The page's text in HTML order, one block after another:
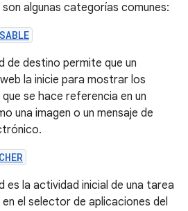
algunas categorías comunes:
de destino permite que un
la inicie para mostrar los
se hace referencia en un
una imagen o un mensaje de
es la actividad inicial de una tarea
en el selector de aplicaciones del